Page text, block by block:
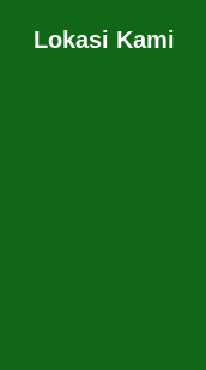
Lokasi Kami